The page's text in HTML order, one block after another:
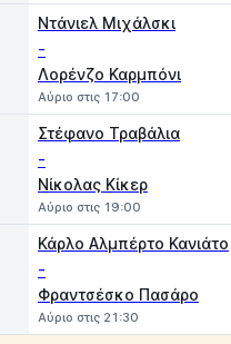
Ντάνιελ Μιχάλσκι
-
Λορένζο Καρμπόνι
Αύριο στις 17:00
Στέφανο Τραβάλια
-
Νίκολας Κίκερ
Αύριο στις 19:00
Κάρλο Αλμπέρτο Κανιάτο
-
Φραντσέσκο Πασάρο
Αύριο στις 21:30